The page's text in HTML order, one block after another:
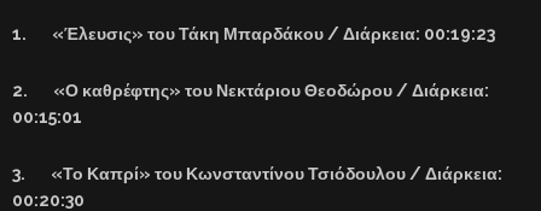
1. «Έλευσις» του Τάκη Μπαρδάκου / Διάρκεια: 00:19:23
2. «Ο καθρέφτης» του Νεκτάριου Θεοδώρου / Διάρκεια:
00:15:01
3. «Το Καπρί» του Κωνσταντίνου Τσιόδουλου / Διάρκεια:
00:20:30